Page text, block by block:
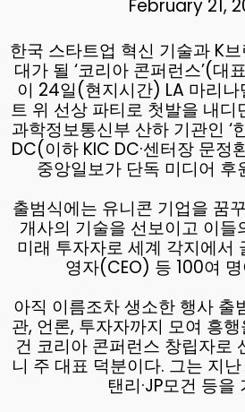
February 21,
한국 스타트업 혁신 기술과 K
대가 될 ‘코리아 콘퍼런스’(대
이 24일(현지시간) LA 마리나
트 위 선상 파티로 첫발을 내디
과학정보통신부 산하 기관인 ‘
DC(이하 KIC DC·센터장 문정
중앙일보가 단독 미디어 후
출범식에는 유니콘 기업을 꿈
개사의 기술을 선보이고 이들
미래 투자자로 세계 각지에서
영자(CEO) 등 100여
아직 이름조차 생소한 행사 출
관, 언론, 투자자까지 모여 흥
건 코리아 콘퍼런스 창립자로
니 주 대표 덕분이다. 그는 지난
탠리·JP모건 등을